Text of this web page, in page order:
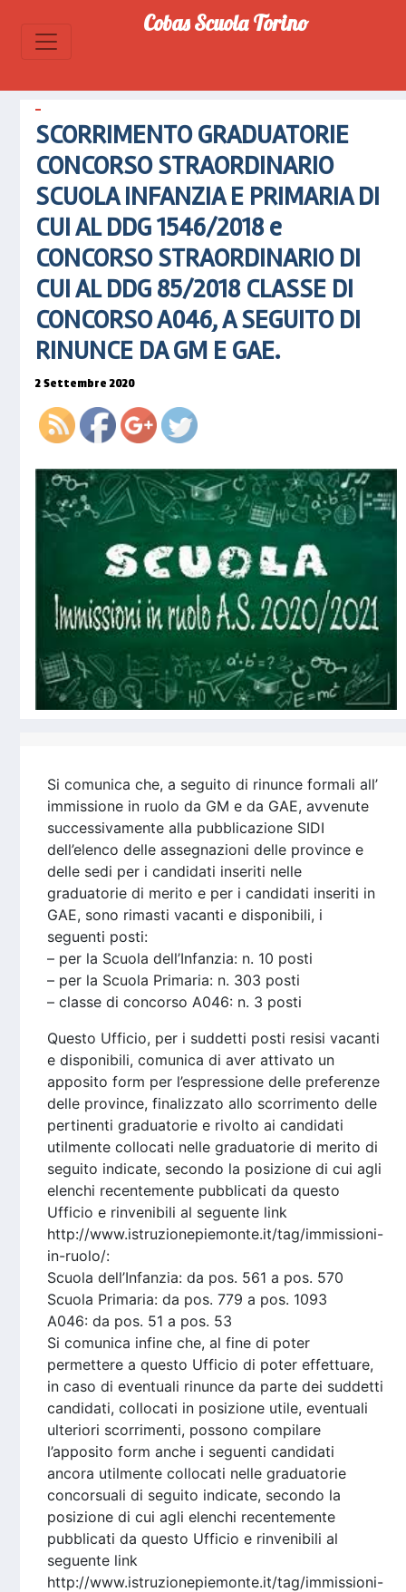
Cobas Scuola Torino
SCORRIMENTO GRADUATORIE
CONCORSO STRAORDINARIO
SCUOLA INFANZIA E PRIMARIA DI
CUI AL DDG 1546/2018 e
CONCORSO STRAORDINARIO DI
CUI AL DDG 85/2018 CLASSE DI
CONCORSO A046, A SEGUITO DI
RINUNCE DA GM E GAE.
2 Settembre 2020
di-cui-al-
2018-e-
straordinario-
di-cui-al-
ddg-85-
2018-
classe-di-
concorso-
a046-a-
seguito-
di-
rinunce-
da-gm-e-
g">
Si comunica che, a seguito di rinunce formali all’
immissione in ruolo da GM e da GAE, avvenute
successivamente alla pubblicazione SIDI
dell’elenco delle assegnazioni delle province e
delle sedi per i candidati inseriti nelle
graduatorie di merito e per i candidati inseriti in
GAE, sono rimasti vacanti e disponibili, i
seguenti posti:
– per la Scuola dell’Infanzia: n. 10 posti
– per la Scuola Primaria: n. 303 posti
– classe di concorso A046: n. 3 posti
Questo Ufficio, per i suddetti posti resisi vacanti
e disponibili, comunica di aver attivato un
apposito form per l’espressione delle preferenze
delle province, finalizzato allo scorrimento delle
pertinenti graduatorie e rivolto ai candidati
utilmente collocati nelle graduatorie di merito di
seguito indicate, secondo la posizione di cui agli
elenchi recentemente pubblicati da questo
Ufficio e rinvenibili al seguente link
http://www.istruzionepiemonte.it/tag/immissioni-
in-ruolo/:
Scuola dell’Infanzia: da pos. 561 a pos. 570
Scuola Primaria: da pos. 779 a pos. 1093
A046: da pos. 51 a pos. 53
Si comunica infine che, al fine di poter
permettere a questo Ufficio di poter effettuare,
in caso di eventuali rinunce da parte dei suddetti
candidati, collocati in posizione utile, eventuali
ulteriori scorrimenti, possono compilare
l’apposito form anche i seguenti candidati
ancora utilmente collocati nelle graduatorie
concorsuali di seguito indicate, secondo la
posizione di cui agli elenchi recentemente
pubblicati da questo Ufficio e rinvenibili al
seguente link
http://www.istruzionepiemonte.it/tag/immissioni-